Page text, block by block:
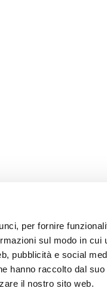
per fornire
sul modo in cui
pubblicità e social
hanno raccolto dal
il nostro sito web.